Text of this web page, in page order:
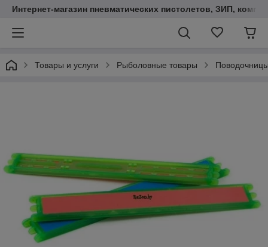
Интернет-магазин пневматических пистолетов, ЗИП,
Товары и услуги Рыболовные товары